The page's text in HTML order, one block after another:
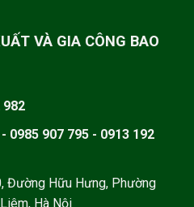
VÀ GIA CÔNG BAO
982
0985 907 795 - 0913 192
Đường Hữu Hưng, Phường
Hà Nội